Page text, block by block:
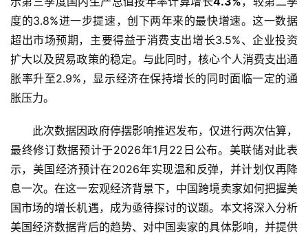
度的3.8%进一步提速，创下两年来的最快增速。这一数据
超出市场预期，主要得益于消费支出增长3.5%、企业投资
扩大以及贸易政策的稳定。与此同时，核心个人消费支出通
胀率升至2.9%，显示经济在保持增长的同时面临一定的通
胀压力。
此次数据因政府停摆影响推迟发布，仅进行两次估算，
最终修订数据预计于2026年1月22日公布。美联储对此表
示，美国经济预计在2026年实现温和反弹，并计划仅再降
息一次。在这一宏观经济背景下，中国跨境卖家如何把握美
国市场的增长机遇，成为亟待探讨的议题。本文将深入分析
美国经济数据背后的趋势、对中国卖家的具体影响，并提供